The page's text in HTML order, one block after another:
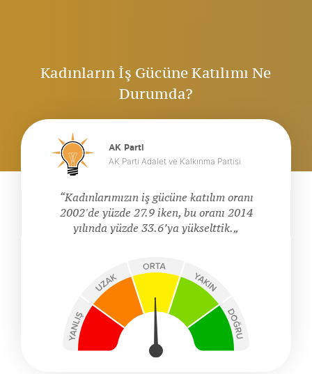
Kadınların İş Gücüne Katılımı Ne
Durumda?
AK Parti
AK Parti Adalet ve Kalkınma Partisi
Kadınlarımızın iş gücüne katılım oranı
2002'de yüzde 27.9 iken, bu oranı 2014
yılında yüzde 33.6’ya yükselttik.